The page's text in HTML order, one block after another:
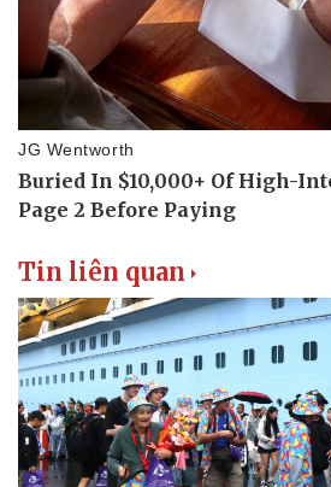
Tin liên quan